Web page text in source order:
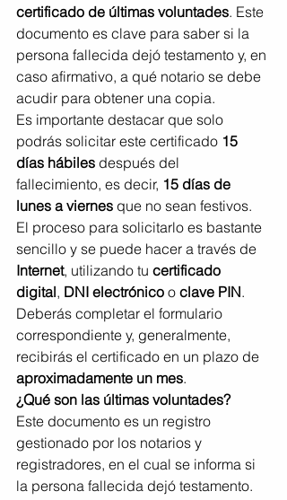
certificado de últimas voluntades. Este
documento es clave para saber si la
persona fallecida dejó testamento y, en
caso afirmativo, a qué notario se debe
acudir para obtener una copia.
Es importante destacar que solo
podrás solicitar este certificado 15
días hábiles después del
fallecimiento, es decir, 15 días de
lunes a viernes que no sean festivos.
El proceso para solicitarlo es bastante
sencillo y se puede hacer a través de
Internet, utilizando tu certificado
digital, DNI electrónico o clave PIN.
Deberás completar el formulario
correspondiente y, generalmente,
recibirás el certificado en un plazo de
aproximadamente un mes.
¿Qué son las últimas voluntades?
Este documento es un registro
gestionado por los notarios y
registradores, en el cual se informa si
la persona fallecida dejó testamento.